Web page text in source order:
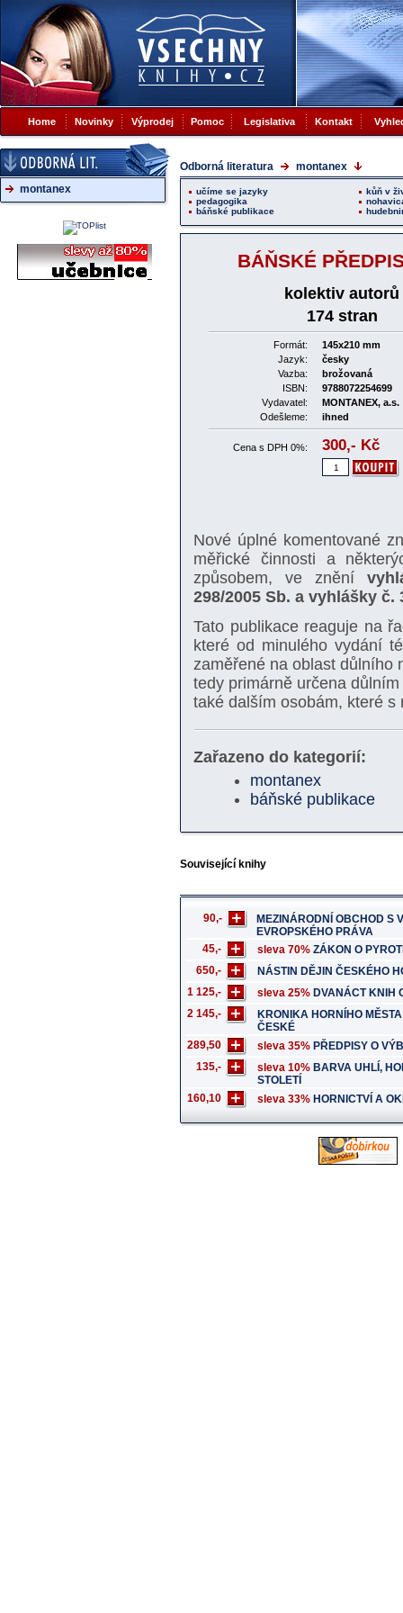
Home Novinky Výprodej Pomoc Legislativa Kontakt
montanex
Odborná literatura montanex
učíme se jazyky
pedagogika
báňské publikace
kůň v
BÁŇSKÉ
kolektiv autorů
174 stran
Formát:
145x210 mm
Jazyk:
česky
Vazba:
brožovaná
ISBN:
9788072254699
Vydavatel:
MONTANEX, a.s.
Odešleme:
ihned
Cena s DPH 0%: 300,- Kč
Nové úplné komentované
měřické činnosti a
způsobem, ve znění
298/2005 Sb. a vyhlášky č.
Tato publikace reaguje na
které od minulého vydání
zaměřené na oblast důlního
tedy primárně určena
také dalším osobám, které s
Zařazeno do kategorií:
montanex
báňské publikace
Související knihy
90,-
MEZINÁRODNÍ OBCHOD S
EVROPSKÉHO PRÁVA
45,-
sleva 70% ZÁKON O
650,-
NÁSTIN DĚJIN ČESKÉHO
1 125,-
sleva 25% DVANÁCT KNIH
2 145,-
KRONIKA HORNÍHO
ČESKÉ
289,50
sleva 35% PŘEDPISY O
135,-
sleva 10% BARVA UHLÍ,
STOLETÍ
160,10
sleva 33% HORNICTVÍ A